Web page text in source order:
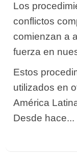
Los
conflictos
comienzan a
fuerza en
Estos
utilizados en
América
Desde hace...